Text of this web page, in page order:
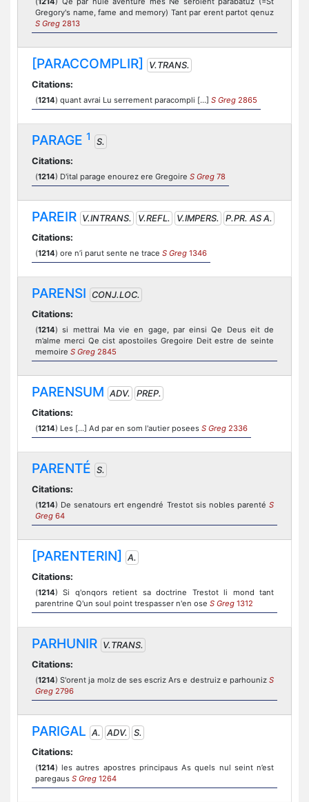
Gregory's name, fame and memory) Tant par erent partot qenuz
S Greg 2813
[PARACCOMPLIR]
V.TRANS.
Citations:
(1214) quant avrai Lu serrement paracompli [...] S Greg 2865
PARAGE 1
S.
Citations:
(1214) D'ital parage enourez ere Gregoire S Greg 78
PAREIR V.INTRANS. V.REFL. V.IMPERS.
P.PR. AS A.
Citations:
(1214) ore n’i parut sente ne trace S Greg 1346
PARENSI
CONJ.LOC.
Citations:
(1214) si mettrai Ma vie en gage, par einsi Qe Deus eit de
m’alme merci Qe cist apostoiles Gregoire Deit estre de seinte
memoire S Greg 2845
PARENSUM ADV.
PREP.
Citations:
(1214) Les [...] Ad par en som l'autier posees S Greg 2336
PARENTÉ S.
Citations:
(1214) De senatours ert engendré Trestot sis nobles parenté S
Greg 64
[PARENTERIN]
A.
Citations:
(1214) Si q'onqors retient sa doctrine Trestot li mond tant
parentrine Q'un soul point trespasser n'en ose S Greg 1312
PARHUNIR V.TRANS.
Citations:
(1214) S'orent ja molz de ses escriz Ars e destruiz e parhouniz S
Greg 2796
PARIGAL A. ADV.
S.
Citations:
(1214) les autres apostres principaus As quels nul seint n’est
paregaus S Greg 1264